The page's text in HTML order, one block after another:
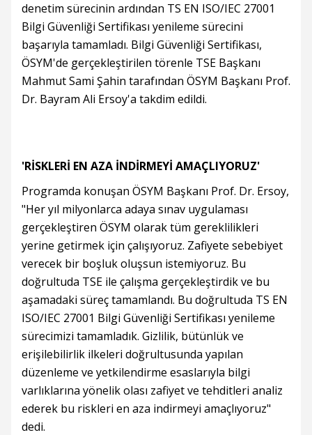
denetim sürecinin ardından TS EN ISO/IEC 27001
Bilgi Güvenliği Sertifikası yenileme sürecini
başarıyla tamamladı. Bilgi Güvenliği Sertifikası,
ÖSYM'de gerçekleştirilen törenle TSE Başkanı
Mahmut Sami Şahin tarafından ÖSYM Başkanı Prof.
Dr. Bayram Ali Ersoy'a takdim edildi.
'RİSKLERİ EN AZA İNDİRMEYİ AMAÇLIYORUZ'
Programda konuşan ÖSYM Başkanı Prof. Dr. Ersoy,
"Her yıl milyonlarca adaya sınav uygulaması
gerçekleştiren ÖSYM olarak tüm gereklilikleri
yerine getirmek için çalışıyoruz. Zafiyete sebebiyet
verecek bir boşluk oluşsun istemiyoruz. Bu
doğrultuda TSE ile çalışma gerçekleştirdik ve bu
aşamadaki süreç tamamlandı. Bu doğrultuda TS EN
ISO/IEC 27001 Bilgi Güvenliği Sertifikası yenileme
sürecimizi tamamladık. Gizlilik, bütünlük ve
erişilebilirlik ilkeleri doğrultusunda yapılan
düzenleme ve yetkilendirme esaslarıyla bilgi
varlıklarına yönelik olası zafiyet ve tehditleri analiz
ederek bu riskleri en aza indirmeyi amaçlıyoruz"
dedi.